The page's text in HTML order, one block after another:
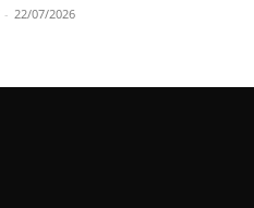
- 22/07/2026